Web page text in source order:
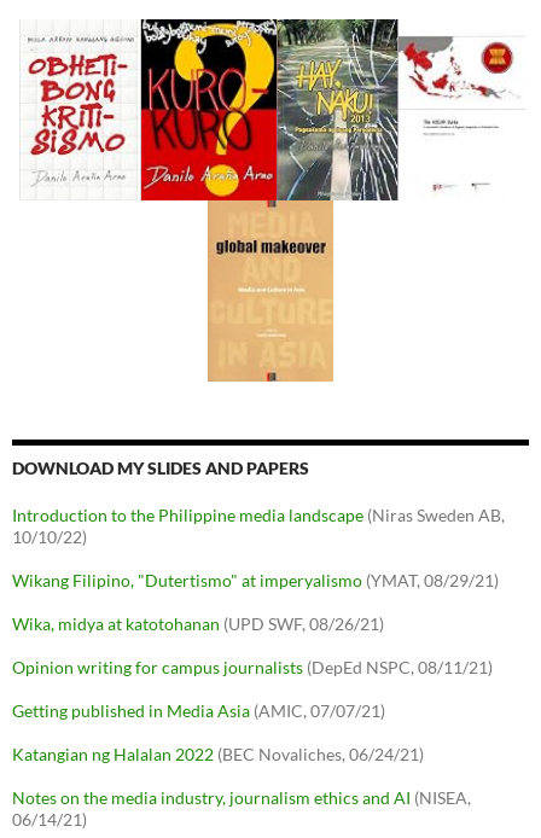
DOWNLOAD MY SLIDES AND PAPERS
Introduction to the Philippine media landscape (Niras Sweden AB,
10/10/22)
Wikang Filipino, "Dutertismo" at imperyalismo (YMAT, 08/29/21)
Wika, midya at katotohanan (UPD SWF, 08/26/21)
Opinion writing for campus journalists (DepEd NSPC, 08/11/21)
Getting published in Media Asia (AMIC, 07/07/21)
Katangian ng Halalan 2022 (BEC Novaliches, 06/24/21)
Notes on the media industry, journalism ethics and AI (NISEA,
06/14/21)